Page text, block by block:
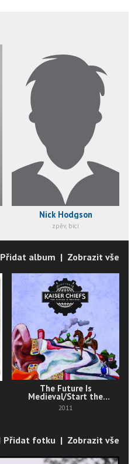
Nick Hodgson
zpěv, bicí
Přidat album | Zobrazit vše
The Future Is
Medieval/Start the
Revolution Without Me
2011
Přidat fotku | Zobrazit vše